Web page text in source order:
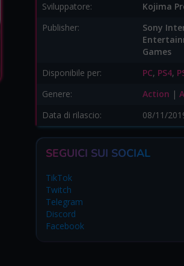
Sviluppatore:
Kojima
Publisher:
Sony
Games
Disponibile per:
PC, PS4,
Genere:
Action |
Data di rilascio:
08/11/
SEGUICI SUI SOCIAL
TikTok
Twitch
Telegram
Discord
Facebook